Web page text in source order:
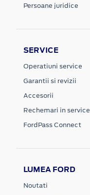
Persoane juridice
SERVICE
Operatiuni service
Garantii si revizii
Accesorii
Rechemari in service
FordPass Connect
LUMEA FORD
Noutati